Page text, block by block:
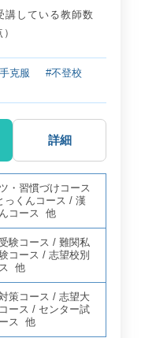
している教師数
克服
#不登校
詳細
・習慣づけコース
くんコース /漢
コース 他
験コース /難関私
コース /志望校別
他
策コース /志望大
ース /センター試
ス 他